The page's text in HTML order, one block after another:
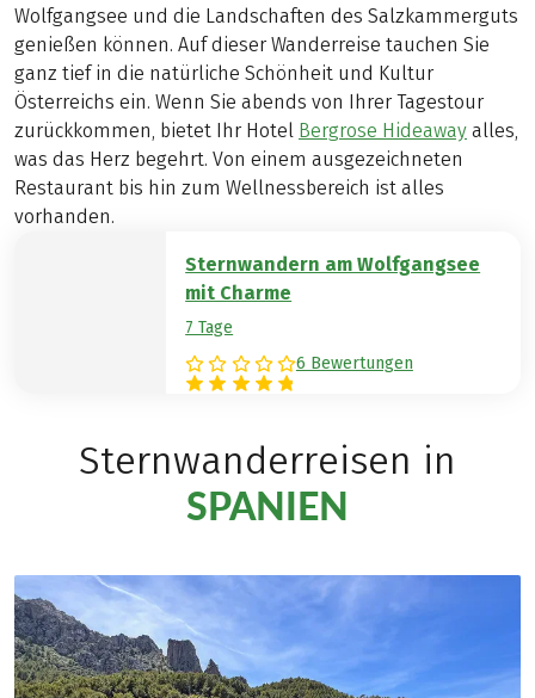
Wolfgangsee und die Landschaften des Salzkammerguts
genießen können. Auf dieser Wanderreise tauchen Sie
ganz tief in die natürliche Schönheit und Kultur
Österreichs ein. Wenn Sie abends von Ihrer Tagestour
zurückkommen, bietet Ihr Hotel Bergrose Hideaway alles,
was das Herz begehrt. Von einem ausgezeichneten
Restaurant bis hin zum Wellnessbereich ist alles
vorhanden.
Sternwandern am Wolfgangsee
mit Charme
7 Tage
6 Bewertungen
Sternwanderreisen in
SPANIEN